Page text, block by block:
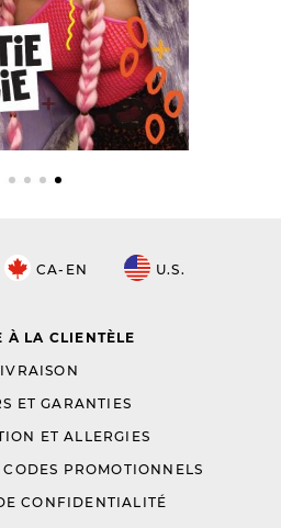
CA-EN U.S.
À LA CLIENTÈLE
ET GARANTIES
ET ALLERGIES
PROMOTIONNELS
CONFIDENTIALITÉ